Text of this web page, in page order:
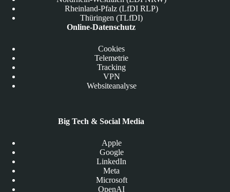
Rheinland-Pfalz (LfDI RLP)
Thüringen (TLfDI)
Online-Datenschutz
Cookies
Telemetrie
Tracking
VPN
Websiteanalyse
Big Tech & Social Media
Apple
Google
LinkedIn
Meta
Microsoft
OpenAI